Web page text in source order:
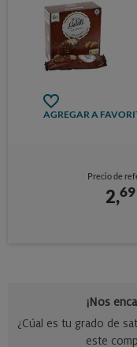
AGREGAR A
Precio de
2,69